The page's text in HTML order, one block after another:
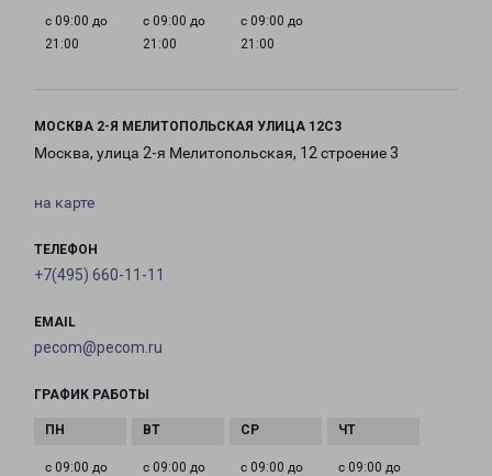
с 09:00 до
21:00
с 09:00 до
21:00
с 09:00 до
21:00
МОСКВА 2-Я МЕЛИТОПОЛЬСКАЯ УЛИЦА 12С3
Москва, улица 2-я Мелитопольская, 12 строение 3
на карте
ТЕЛЕФОН
+7(495) 660-11-11
EMAIL
pecom@pecom.ru
ГРАФИК РАБОТЫ
с 09:00 до
с 09:00 до
с 09:00 до
с 09:00 до